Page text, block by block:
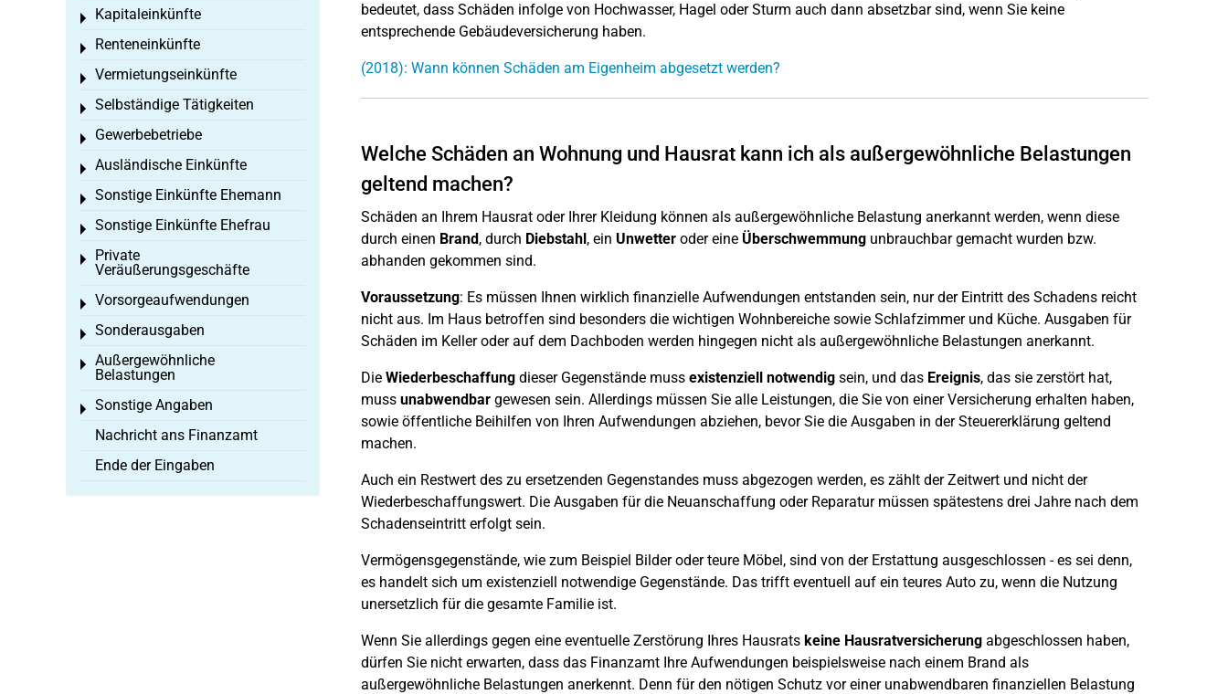
bedeutet, dass Schäden infolge von Hochwasser, Hagel oder Sturm auch dann absetzbar sind, wenn Sie keine
entsprechende Gebäudeversicherung haben.
(2018): Wann können Schäden am Eigenheim abgesetzt werden?
Welche Schäden an Wohnung und Hausrat kann ich als außergewöhnliche Belastungen
geltend machen?
Schäden an Ihrem Hausrat oder Ihrer Kleidung können als außergewöhnliche Belastung anerkannt werden, wenn diese
durch einen Brand, durch Diebstahl, ein Unwetteroder eine Überschwemmungunbrauchbar gemacht wurden bzw.
abhanden gekommen sind.
Voraussetzung: Es müssen Ihnen wirklich finanzielle Aufwendungen entstanden sein, nur der Eintritt des Schadens reicht
nicht aus. Im Haus betroffen sind besonders die wichtigen Wohnbereiche sowie Schlafzimmer und Küche. Ausgaben für
Schäden im Keller oder auf dem Dachboden werden hingegen nicht als außergewöhnliche Belastungen anerkannt.
Die Wiederbeschaffungdieser Gegenstände muss existenziell notwendigsein, und das Ereignis, das sie zerstört hat,
muss unabwendbargewesen sein. Allerdings müssen Sie alle Leistungen, die Sie von einer Versicherung erhalten haben,
sowie öffentliche Beihilfen von Ihren Aufwendungen abziehen, bevor Sie die Ausgaben in der Steuererklärung geltend
machen.
Auch ein Restwert des zu ersetzenden Gegenstandes muss abgezogen werden, es zählt der Zeitwert und nicht der
Wiederbeschaffungswert. Die Ausgaben für die Neuanschaffung oder Reparatur müssen spätestens drei Jahre nach dem
Schadenseintritt erfolgt sein.
Vermögensgegenstände, wie zum Beispiel Bilder oder teure Möbel, sind von der Erstattung ausgeschlossen - es sei denn,
es handelt sich um existenziell notwendige Gegenstände. Das trifft eventuell auf ein teures Auto zu, wenn die Nutzung
unersetzlich für die gesamte Familie ist.
Wenn Sie allerdings gegen eine eventuelle Zerstörung Ihres Hausrats keine Hausratversicherungabgeschlossen haben,
dürfen Sie nicht erwarten, dass das Finanzamt Ihre Aufwendungen beispielsweise nach einem Brand als
außergewöhnliche Belastungen anerkennt. Denn für den nötigen Schutz vor einer unabwendbaren finanziellen Belastung
Kapitaleinkünfte
Toggle menu
Renteneinkünfte
Toggle menu
Vermietungseinkünfte
Toggle menu
Selbständige Tätigkeiten
Toggle menu
Gewerbebetriebe
Toggle menu
Ausländische Einkünfte
Toggle menu
Sonstige Einkünfte Ehemann
Toggle menu
Sonstige Einkünfte Ehefrau
Toggle menu
Private
Veräußerungsgeschäfte
Toggle menu
Vorsorgeaufwendungen
Toggle menu
Sonderausgaben
Toggle menu
Außergewöhnliche
Belastungen
Toggle menu
Sonstige Angaben
Toggle menu
Nachricht ans Finanzamt
Ende der Eingaben